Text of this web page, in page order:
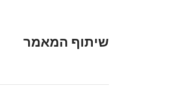
שיתוף המאמר